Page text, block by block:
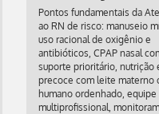
Pontos fundamentais da
ao RN de risco: manuseio
uso racional de oxigênio e
antibióticos, CPAP nasal
suporte prioritário, nutrição
precoce com leite materno
humano ordenhado, equipe
multiprofissional,